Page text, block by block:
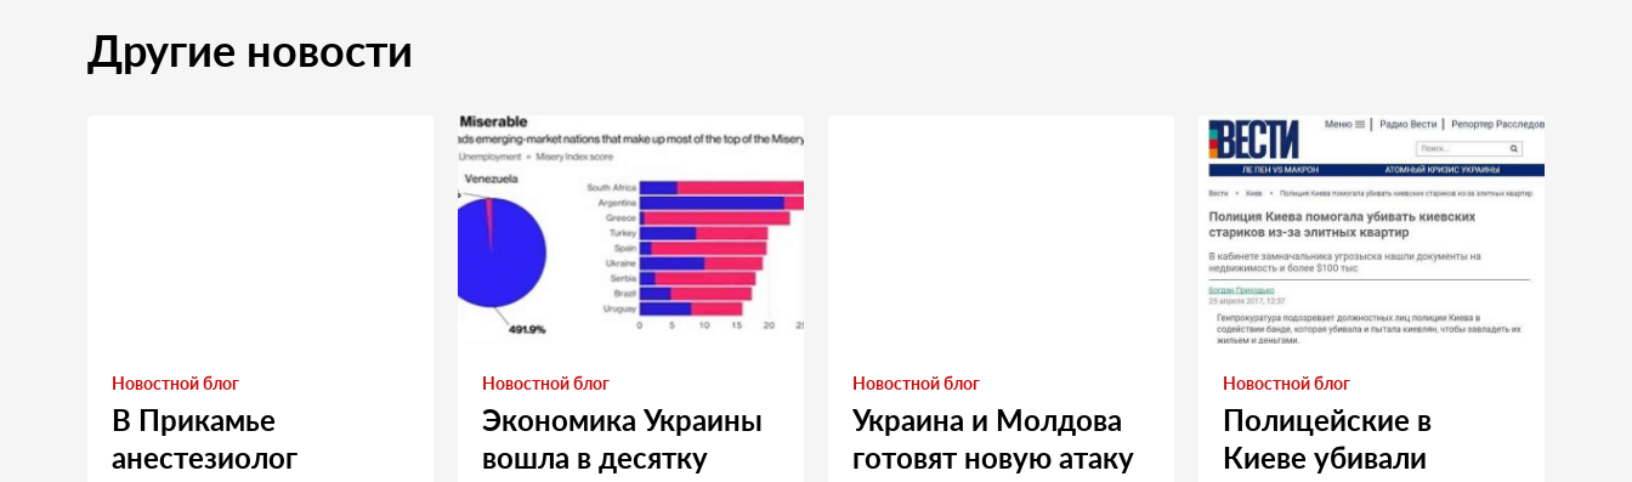
Другие новости
Новостной блог
В Прикамье
анестезиолог
Новостной блог
Экономика Украины
вошла в десятку
Новостной блог
Украина и Молдова
готовят новую атаку
Новостной блог
Полицейские в
Киеве убивали